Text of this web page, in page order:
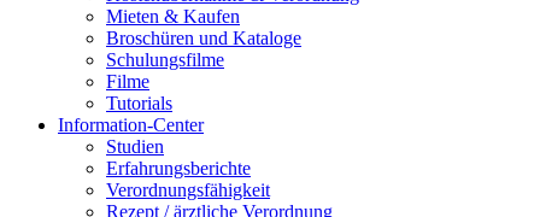
Mieten & Kaufen
Broschüren und Kataloge
Schulungsfilme
Filme
Tutorials
Information-Center
Studien
Erfahrungsberichte
Verordnungsfähigkeit
Rezept / ärztliche Verordnung